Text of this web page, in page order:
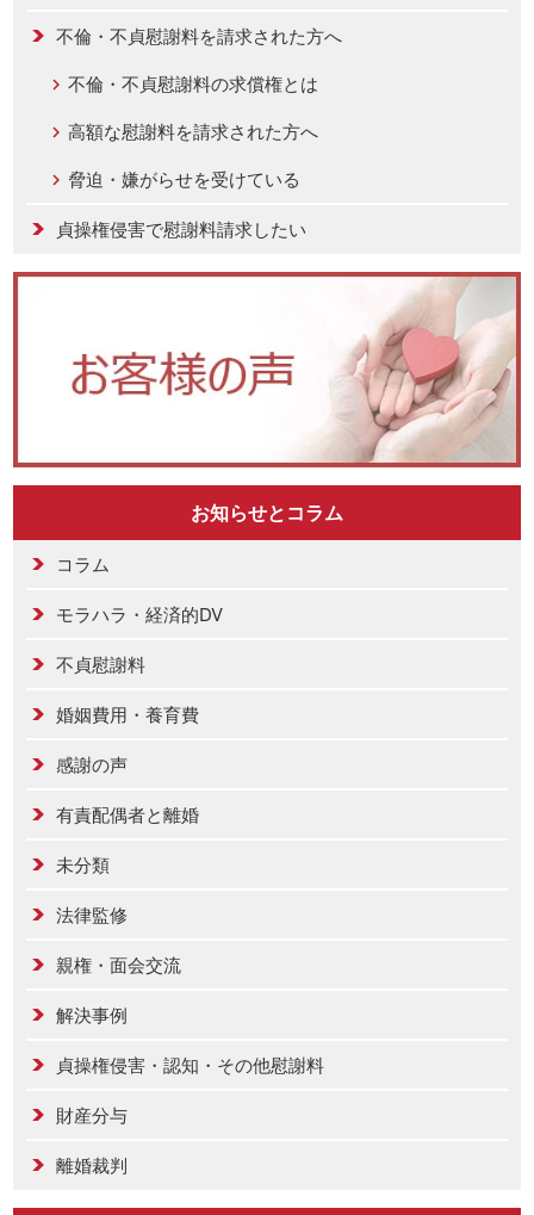
不倫・不貞慰謝料を請求された方へ
不倫・不貞慰謝料の求償権とは
高額な慰謝料を請求された方へ
脅迫・嫌がらせを受けている
貞操権侵害で慰謝料請求したい
お知らせとコラム
コラム
モラハラ・経済的DV
不貞慰謝料
婚姻費用・養育費
感謝の声
有責配偶者と離婚
未分類
法律監修
親権・面会交流
解決事例
貞操権侵害・認知・その他慰謝料
財産分与
離婚裁判